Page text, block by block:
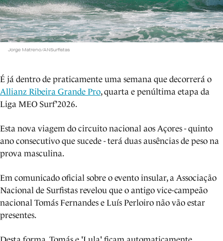
Jorge Matreno/ANSurfistas
É já dentro de praticamente uma semana que decorrerá o
Allianz Ribeira Grande Pro, quarta e penúltima etapa da
Liga MEO Surf'2026.
Esta nova viagem do circuito nacional aos Açores - quinto
ano consecutivo que sucede - terá duas ausências de peso na
prova masculina.
Em comunicado oficial sobre o evento insular, a Associação
Nacional de Surfistas revelou que o antigo vice-campeão
nacional Tomás Fernandes e Luís Perloiro não vão estar
presentes.